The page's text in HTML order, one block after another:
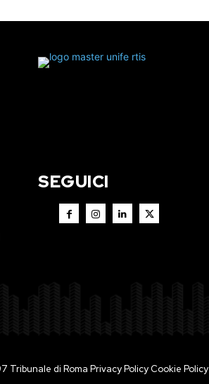
SEGUICI
Tribunale di Roma Privacy PolicyCookie Policy